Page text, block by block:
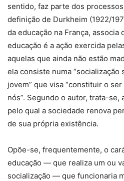
sentido, faz parte dos
definição de Durkheim (1922/
da educação na França, associa
educação é a ação exercida
aquelas que ainda não estão
ela consiste numa “socialização
jovem” que visa “constituir o
nós”. Segundo o autor, trata-se,
pelo qual a sociedade renova
de sua própria existência.
Opõe-se, frequentemente, o
educação — que realiza um ou
socialização — que funcionaria